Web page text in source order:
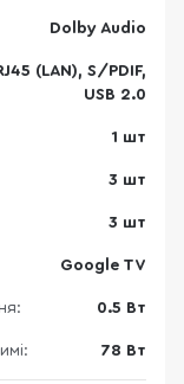
Dolby Audio
(LAN), S/PDIF,
USB 2.0
1 шт
3 шт
3 шт
Google TV
0.5 Вт
78 Вт